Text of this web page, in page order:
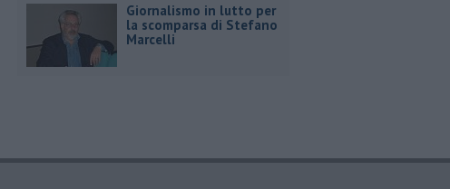
Giornalismo in lutto per
la scomparsa di Stefano
Marcelli